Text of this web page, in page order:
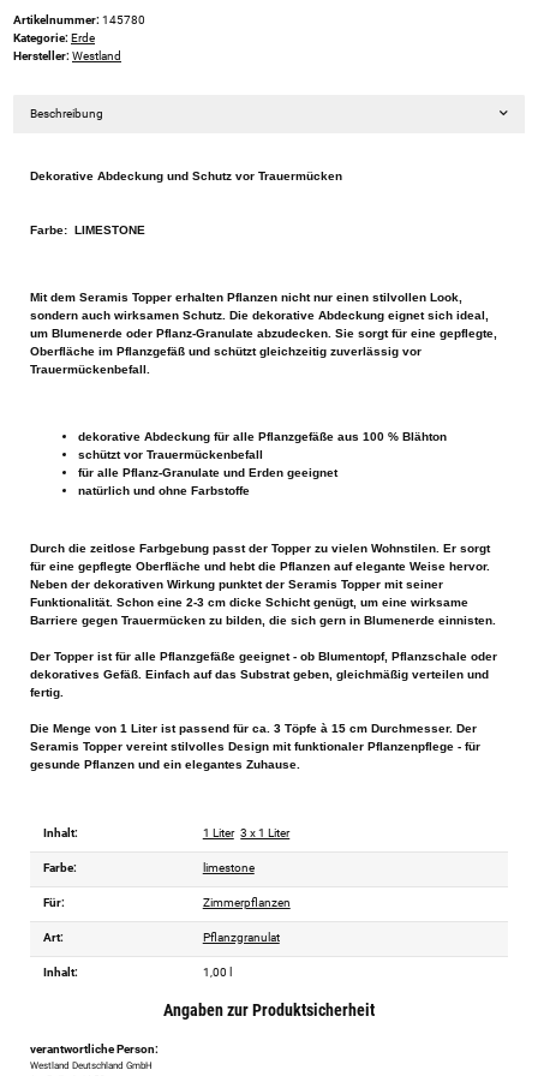
Artikelnummer: 145780
Kategorie: Erde
Hersteller: Westland
Beschreibung
Dekorative Abdeckung und Schutz vor Trauermücken
Farbe: LIMESTONE
Mit dem Seramis Topper erhalten Pflanzen nicht nur einen stilvollen Look,
sondern auch wirksamen Schutz. Die dekorative Abdeckung eignet sich ideal,
um Blumenerde oder Pflanz-Granulate abzudecken. Sie sorgt für eine gepflegte,
Oberfläche im Pflanzgefäß und schützt gleichzeitig zuverlässig vor
Trauermückenbefall.
dekorative Abdeckung für alle Pflanzgefäße aus 100 % Blähton
schützt vor Trauermückenbefall
für alle Pflanz-Granulate und Erden geeignet
natürlich und ohne Farbstoffe
Durch die zeitlose Farbgebung passt der Topper zu vielen Wohnstilen. Er sorgt
für eine gepflegte Oberfläche und hebt die Pflanzen auf elegante Weise hervor.
Neben der dekorativen Wirkung punktet der Seramis Topper mit seiner
Funktionalität. Schon eine 2-3 cm dicke Schicht genügt, um eine wirksame
Barriere gegen Trauermücken zu bilden, die sich gern in Blumenerde einnisten.
Der Topper ist für alle Pflanzgefäße geeignet - ob Blumentopf, Pflanzschale oder
dekoratives Gefäß. Einfach auf das Substrat geben, gleichmäßig verteilen und
fertig.
Die Menge von 1 Liter ist passend für ca. 3 Töpfe à 15 cm Durchmesser. Der
Seramis Topper vereint stilvolles Design mit funktionaler Pflanzenpflege - für
gesunde Pflanzen und ein elegantes Zuhause.
Inhalt: 1 Liter 3 x 1 Liter
Farbe: limestone
Für: Zimmerpflanzen
Art: Pflanzgranulat
Inhalt: 1,00 l
Angaben zur Produktsicherheit
verantwortliche Person:
Westland Deutschland GmbH